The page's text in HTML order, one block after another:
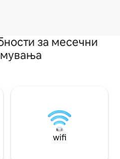
за месечни
wifi